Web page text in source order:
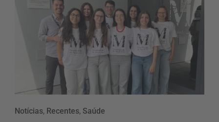
Notícias, Recentes, Saúde